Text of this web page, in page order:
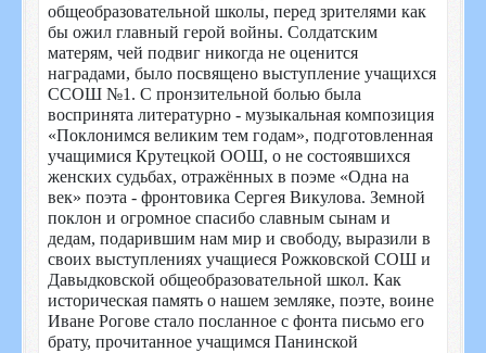
общеобразовательной школы, перед зрителями как
бы ожил главный герой войны. Солдатским
матерям, чей подвиг никогда не оценится
наградами, было посвящено выступление учащихся
ССОШ №1. С пронзительной болью была
воспринята литературно - музыкальная композиция
«Поклонимся великим тем годам», подготовленная
учащимися Крутецкой ООШ, о не состоявшихся
женских судьбах, отражённых в поэме «Одна на
век» поэта - фронтовика Сергея Викулова. Земной
поклон и огромное спасибо славным сынам и
дедам, подарившим нам мир и свободу, выразили в
своих выступлениях учащиеся Рожковской СОШ и
Давыдковской общеобразовательной школ. Как
историческая память о нашем земляке, поэте, воине
Иване Рогове стало посланное с фонта письмо его
брату, прочитанное учащимся Панинской